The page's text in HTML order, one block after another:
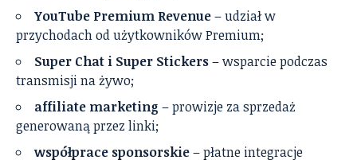
YouTube Premium Revenue– udział w
przychodach od użytkowników Premium;
Super Chat i Super Stickers– wsparcie podczas
transmisji na żywo;
affiliate marketing – prowizje za sprzedaż
generowaną przez linki;
współprace sponsorskie– płatne integracje